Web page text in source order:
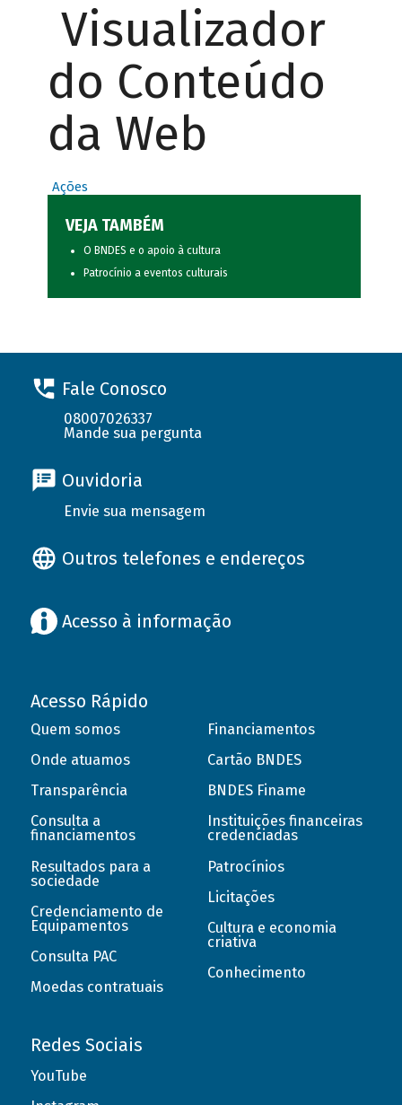
Visualizador
do Conteúdo
da Web
Ações
VEJA TAMBÉM
O BNDES e o apoio à cultura
Patrocínio a eventos culturais
Fale Conosco
08007026337
Mande sua pergunta
Ouvidoria
Envie sua mensagem
Outros telefones e endereços
Acesso à informação
Acesso Rápido
Quem somos
Onde atuamos
Transparência
Consulta a
financiamentos
Resultados para a
sociedade
Credenciamento de
Equipamentos
Consulta PAC
Moedas contratuais
Financiamentos
Cartão BNDES
BNDES Finame
Instituições financeiras
credenciadas
Patrocínios
Licitações
Cultura e economia
criativa
Conhecimento
Redes Sociais
YouTube